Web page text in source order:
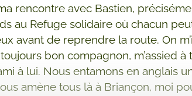
rencontre avec Bastien,
au Refuge solidaire où chacun
avant de reprendre la route. On
bon compagnon, m’assied à
à lui. Nous entamons en anglais
amène tous là à Briançon, moi